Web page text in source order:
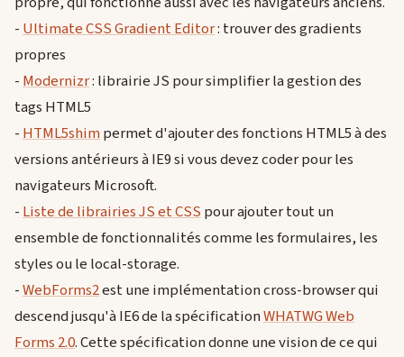
-Ultimate CSS Gradient Editor: trouver des gradients
propres
-Modernizr: librairie JS pour simplifier la gestion des
tags HTML5
-HTML5shimpermet d'ajouter des fonctions HTML5 à des
versions antérieurs à IE9 si vous devez coder pour les
navigateurs Microsoft.
-Liste de librairies JS et CSSpour ajouter tout un
ensemble de fonctionnalités comme les formulaires, les
styles ou le local-storage.
-WebForms2est une implémentation cross-browser qui
descend jusqu'à IE6 de la spécificationWHATWG Web
Forms 2.0. Cette spécification donne une vision de ce qui